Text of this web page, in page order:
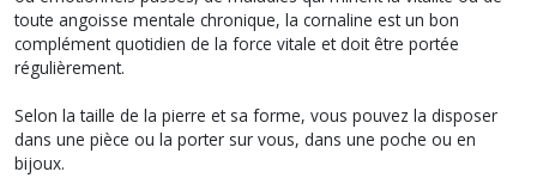
toute angoisse mentale chronique, la cornaline est un bon
complément quotidien de la force vitale et doit être portée
régulièrement.
Selon la taille de la pierre et sa forme, vous pouvez la disposer
dans une pièce ou la porter sur vous, dans une poche ou en
bijoux.